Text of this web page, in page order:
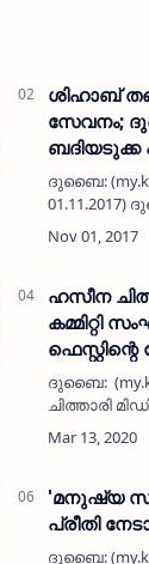
ശിഹാബ്
സേവനം;
പദ്ധതി
ദുബൈ:
ബദിയടുക്ക
കാരുണ്യ
പേരില്‍
ഹസീന
കമ്മിറ്റി
ചെയ്തു
ദുബൈ:
ചിത്താരി
ലോഗോ
'മനുഷ്യ
പ്രീതി
ദുബൈ: